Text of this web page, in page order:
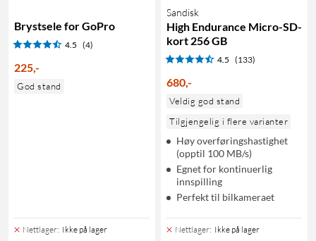
Brystsele for GoPro
4.5 (4)
225,-
God stand
Nettlager: Ikke på lager
Sandisk
High Endurance Micro-SD-
kort 256 GB
4.5 (133)
680,-
Veldig god stand
Tilgjengelig i flere varianter
Høy overføringshastighet
(opptil 100 MB/s)
Egnet for kontinuerlig
innspilling
Perfekt til bilkameraet
Nettlager: Ikke på lager